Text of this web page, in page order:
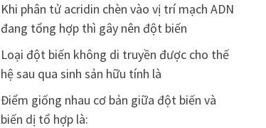
Khi phân tử acridin chèn vào vị trí mạch ADN
đang tổng hợp thì gây nên đột biến
Loại đột biến không di truyền được cho thế
hệ sau qua sinh sản hữu tính là
Điểm giống nhau cơ bản giữa đột biến và
biến dị tổ hợp là: